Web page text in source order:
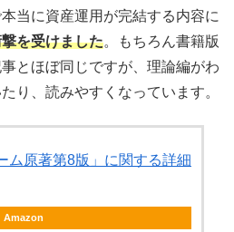
当に資産運用が完結する内容に
を受けました。もちろん書籍版
とほぼ同じですが、理論編がわ
り、読みやすくなっています。
ム原著第8版」に関する詳細
Amazon